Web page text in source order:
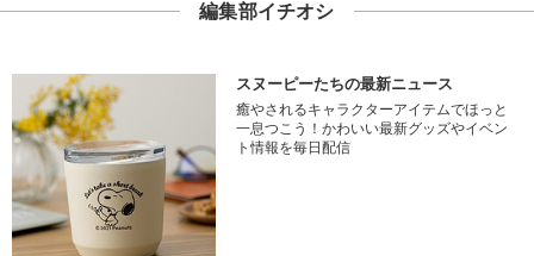
編集部イチオシ
スヌーピーたちの最新ニュース
癒やされるキャラクターアイテムでほっと
一息つこう！かわいい最新グッズやイベン
ト情報を毎日配信